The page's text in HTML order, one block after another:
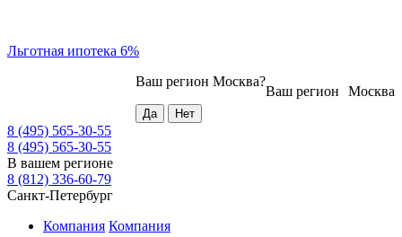
Льготная ипотека 6%
Москва
Ваш регион
Ваш регион Москва?
8 (495) 565-30-55
8 (495) 565-30-55
В вашем регионе
8 (812) 336-60-79
Санкт-Петербург
Компания Компания